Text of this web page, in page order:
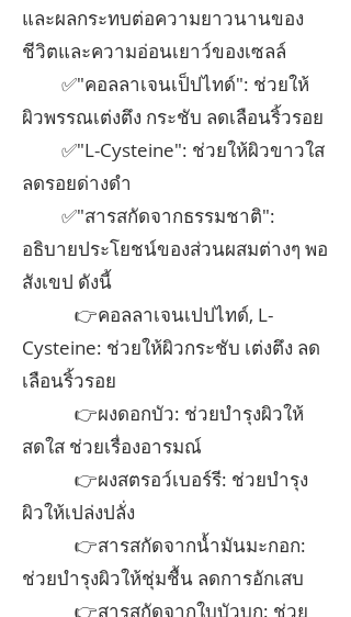
และผลกระทบต่อความยาวนานของ
ชีวิตและความอ่อนเยาว์ของเซลล์
✅"คอลลาเจนเป็ปไทด์": ช่วยให้
ผิวพรรณเต่งตึง กระชับ ลดเลือนริ้วรอย
✅"L-Cysteine": ช่วยให้ผิวขาวใส
ลดรอยด่างดำ
✅"สารสกัดจากธรรมชาติ":
อธิบายประโยชน์ของส่วนผสมต่างๆ พอ
สังเขป ดังนี้
👉คอลลาเจนเปปไทด์, L-
Cysteine: ช่วยให้ผิวกระชับ เต่งตึง ลด
เลือนริ้วรอย
👉ผงดอกบัว: ช่วยบำรุงผิวให้
สดใส ช่วยเรื่องอารมณ์
👉ผงสตรอว์เบอร์รี: ช่วยบำรุง
ผิวให้เปล่งปลั่ง
👉สารสกัดจากน้ำมันมะกอก:
ช่วยบำรุงผิวให้ชุ่มชื้น ลดการอักเสบ
👉สารสกัดจากใบบัวบก: ช่วย